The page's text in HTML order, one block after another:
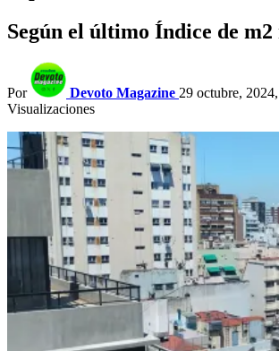
Según el último Índice de
Por Devoto Magazine 29 octubre,
Visualizaciones